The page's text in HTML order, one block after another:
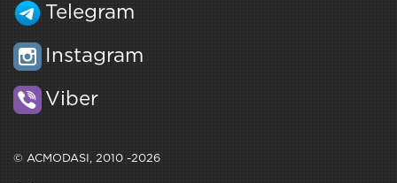
Telegram
Instagram
Viber
© ACMODASI, 2010 -2026